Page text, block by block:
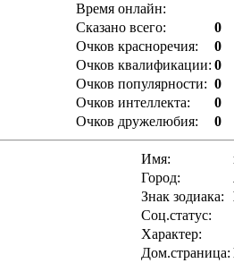
Время онлайн:
Сказано всего:
0
Очков красноречия:
0
Очков квалификации: 0
Очков популярности: 0
Очков интеллекта:
0
Очков дружелюбия:
0
Имя:
Город:
Знак зодиака:
Соц.статус:
Характер:
Дом.страница: